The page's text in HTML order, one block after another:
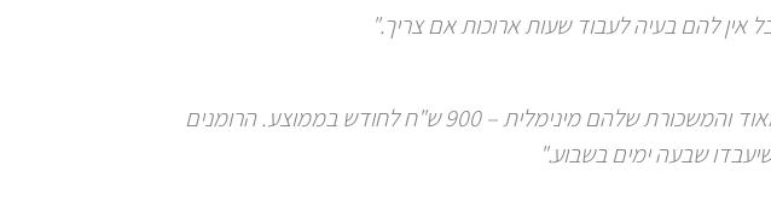
אין להם בעיה לעבוד שעות ארוכות אם צריך."
"הפועלים עובדים קשה מאוד והמשכורת שלהם מינימלית – 900 ש"ח לחודש בממוצע. הרומנים
שבעה ימים בשבוע."